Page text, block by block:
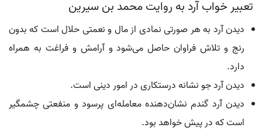
تعبیر خواب آرد به روایت محمد بن سیرین
دیدن آرد به هر صورتی نمادی از مال و نعمتی حلال است که بدون
رنج و تلاش فراوان حاصل می‌شود و آرامش و فراغت به همراه
دارد.
دیدن آرد جو نشانه درستکاری در امور دینی است.
دیدن آرد گندم نشان‌دهنده معامله‌ای پرسود و منفعتی چشمگیر
است که در پیش خواهد بود.